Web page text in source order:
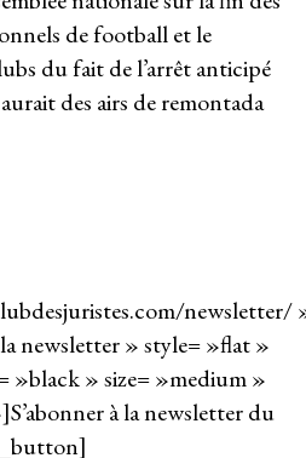
de football et le
du fait de l’arrêt anticipé
des airs de remontada
newsletter/
newsletter » style= »flat »
»black » size= »medium »
à la newsletter du